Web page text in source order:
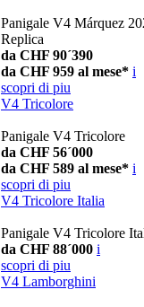
Panigale V4 Márquez
Replica
da CHF 90´390
da CHF 959 al mese* i
scopri di piu
V4 Tricolore
Panigale V4 Tricolore
da CHF 56´000
da CHF 589 al mese* i
scopri di piu
V4 Tricolore Italia
Panigale V4 Tricolore
da CHF 88´000 i
scopri di piu
V4 Lamborghini